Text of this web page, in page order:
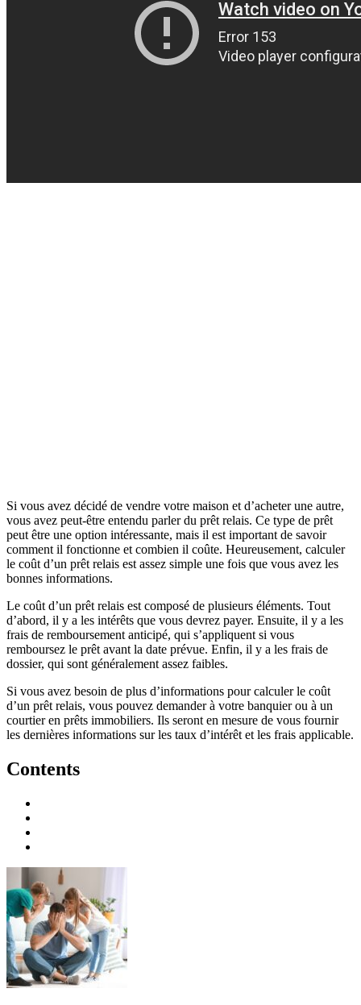
Si vous avez décidé de vendre votre maison et d’acheter une autre,
vous avez peut-être entendu parler du prêt relais. Ce type de prêt
peut être une option intéressante, mais il est important de savoir
comment il fonctionne et combien il coûte. Heureusement, calculer
le coût d’un prêt relais est assez simple une fois que vous avez les
bonnes informations.
Le coût d’un prêt relais est composé de plusieurs éléments. Tout
d’abord, il y a les intérêts que vous devrez payer. Ensuite, il y a les
frais de remboursement anticipé, qui s’appliquent si vous
remboursez le prêt avant la date prévue. Enfin, il y a les frais de
dossier, qui sont généralement assez faibles.
Si vous avez besoin de plus d’informations pour calculer le coût
d’un prêt relais, vous pouvez demander à votre banquier ou à un
courtier en prêts immobiliers. Ils seront en mesure de vous fournir
les dernières informations sur les taux d’intérêt et les frais applicable.
Contents